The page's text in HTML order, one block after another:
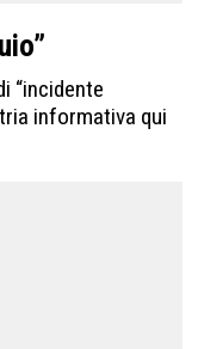
“incidente
informativa qui